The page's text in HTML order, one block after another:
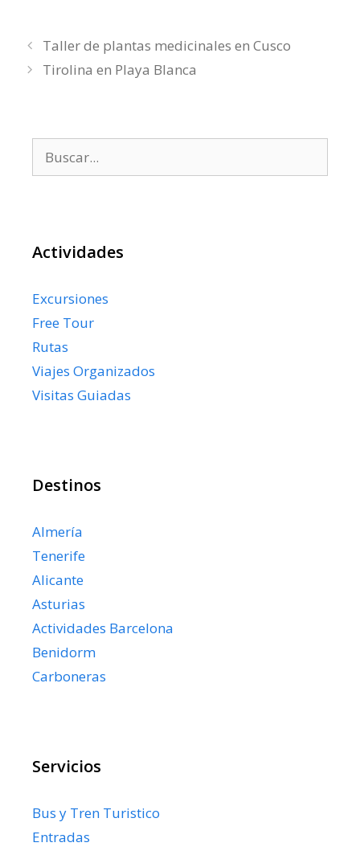
Taller de plantas medicinales en Cusco
Tirolina en Playa Blanca
Actividades
Excursiones
Free Tour
Rutas
Viajes Organizados
Visitas Guiadas
Destinos
Almería
Tenerife
Alicante
Asturias
Actividades Barcelona
Benidorm
Carboneras
Servicios
Bus y Tren Turistico
Entradas